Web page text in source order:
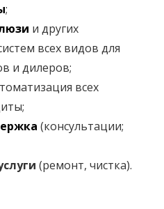
;
и других
всех видов для
и дилеров;
всех
(консультации;
(ремонт, чистка).